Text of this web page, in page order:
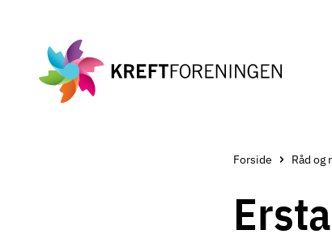
hovedinnholdet
Forside